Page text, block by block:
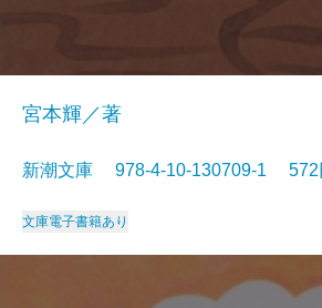
宮本輝／著
新潮文庫 978-4-10-130709-1
文庫電子書籍あり